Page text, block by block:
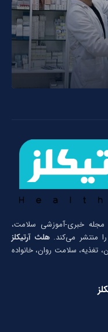
به عنوان مجله خبری-آموزشی سلامت،
را منتشر می‌کند.هلث آرتیکلز
تغذیه، سلامت روان، خانواده